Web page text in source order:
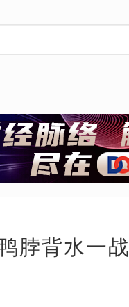
脖背水一战